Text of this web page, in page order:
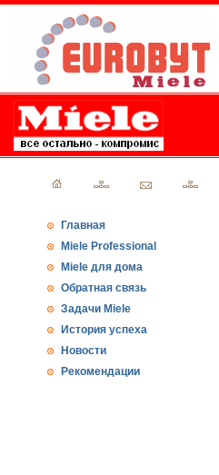
Главная
Miele Professional
Miele для дома
Обратная связь
Задачи Miele
История успеха
Новости
Рекомендации